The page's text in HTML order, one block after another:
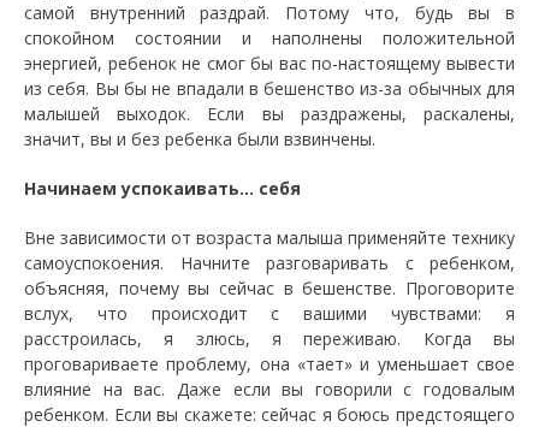
самой внутренний раздрай. Потому что, будь вы в
спокойном состоянии и наполнены положительной
энергией, ребенок не смог бы вас по-настоящему вывести
из себя. Вы бы не впадали в бешенство из-за обычных для
малышей выходок. Если вы раздражены, раскалены,
значит, вы и без ребенка были взвинчены.
Начинаем успокаивать… себя
Вне зависимости от возраста малыша применяйте технику
самоуспокоения. Начните разговаривать с ребенком,
объясняя, почему вы сейчас в бешенстве. Проговорите
вслух, что происходит с вашими чувствами: я
расстроилась, я злюсь, я переживаю. Когда вы
проговариваете проблему, она «тает» и уменьшает свое
влияние на вас. Даже если вы говорили с годовалым
ребенком. Если вы скажете: сейчас я боюсь предстоящего